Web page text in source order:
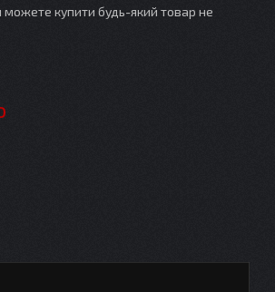
можете купити будь-який товар не